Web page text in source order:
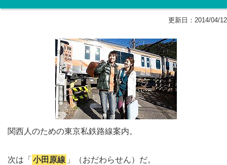
更新日： 2014/04/12
関西人のための東京私鉄路線案内。
次は「 小田原線 」（おだわらせん）だ。